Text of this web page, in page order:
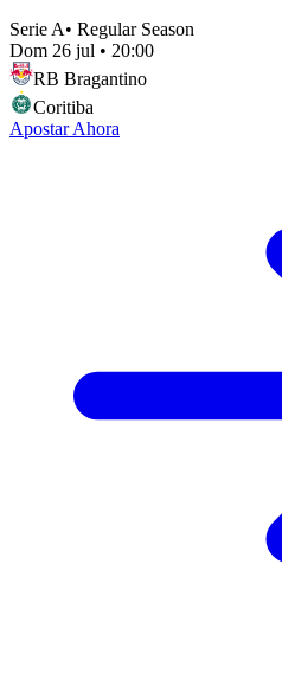
Serie A• Regular Season
Dom 26 jul • 20:00
RB Bragantino
Coritiba
Apostar Ahora